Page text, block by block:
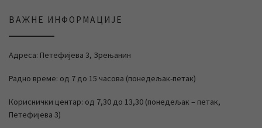
ВАЖНЕ ИНФОРМАЦИЈЕ
Адреса: Петефијева 3, Зрењанин
Радно време: од 7 до 15 часова (понедељак-петак)
Кориснички центар: од 7,30 до 13,30 (понедељак – петак,
Петефијева 3)